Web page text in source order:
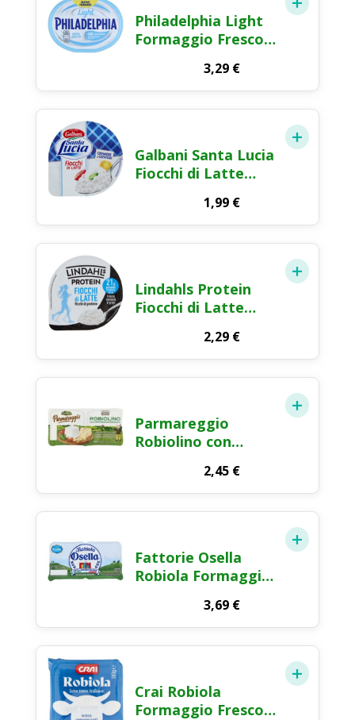
Philadelphia Light
Formaggio Fresco
3,29 €
Galbani Santa Lucia
Fiocchi di Latte
1,99 €
Lindahls Protein
Fiocchi di Latte
2,29 €
Parmareggio
Robiolino con
Formaggio Fresco
Spalmabile 2x60g
2,45 €
Fattorie Osella
Robiola Formaggio
3,69 €
Crai Robiola
Formaggio Fresco